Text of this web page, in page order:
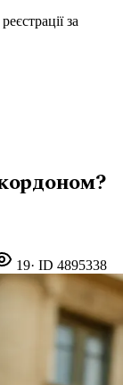
за
19· ID 4895338